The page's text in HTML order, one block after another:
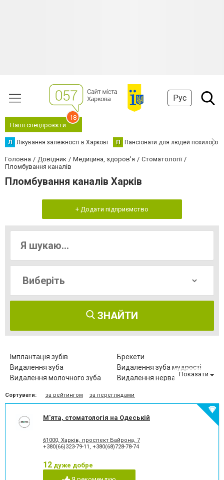
Рус
Наші спецпроєкти
18
Л Лікування залежності в Харкові П Пансіонати для людей похилого
Головна Довідник Медицина, здоров'я
Стоматології
Пломбування каналів
Пломбування каналів Харків
+ Додати підприємство
ЗНАЙТИ
Імплантація зубів
Брекети
Видалення зуба
Видалення зуба мудрості
Видалення молочного зуба
Видалення нерва
Відбілювання зубів
Вініри
Діагностика зубів
Елайнери
Естетична реставрація
Зубні протези
Клиновидний дефект зубів
Комп'ютерна томографія
Коронка безметалова
Коронка металокерамічна
Показати
Сортувати: за рейтингом за переглядами
М'ята, стоматологія на Одеській
61000, Харків, проспект Байрона, 7
+380(66)323-79-11 , +380(68)728-78-74
12 дуже добре